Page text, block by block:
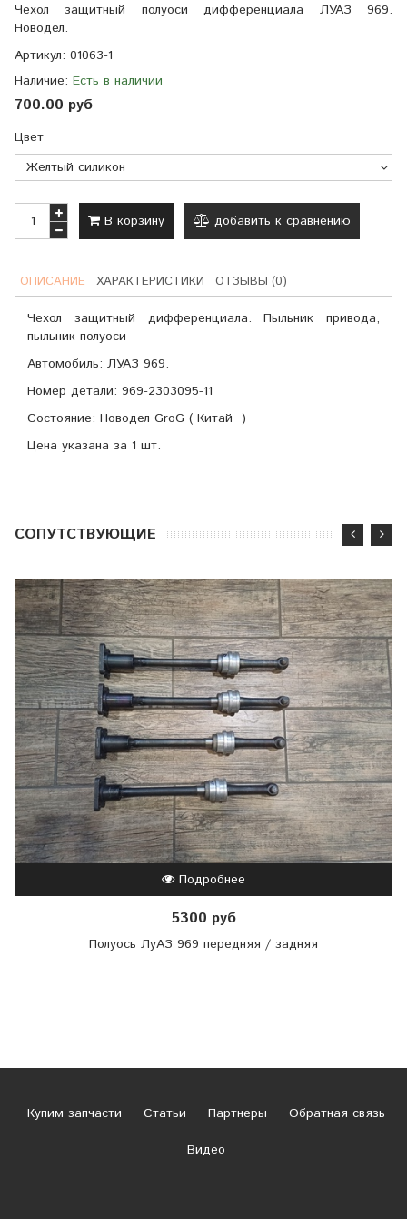
Чехол защитный полуоси дифференциала ЛУАЗ 969.
Новодел.
Артикул: 01063-1
Наличие: Есть в наличии
700.00 руб
Цвет
В корзину добавить к сравнению
ОПИСАНИЕ ХАРАКТЕРИСТИКИ ОТЗЫВЫ (0)
Чехол защитный дифференциала. Пыльник привода,
пыльник полуоси
Автомобиль: ЛУАЗ 969.
Номер детали: 969-2303095-11
Состояние: Новодел GroG ( Китай )
Цена указана за 1 шт.
CОПУТСТВУЮЩИЕ
Подробнее
5300 руб
Полуось ЛуАЗ 969 передняя / задняя
Купим запчасти Статьи Партнеры
Обратная связь
Видео